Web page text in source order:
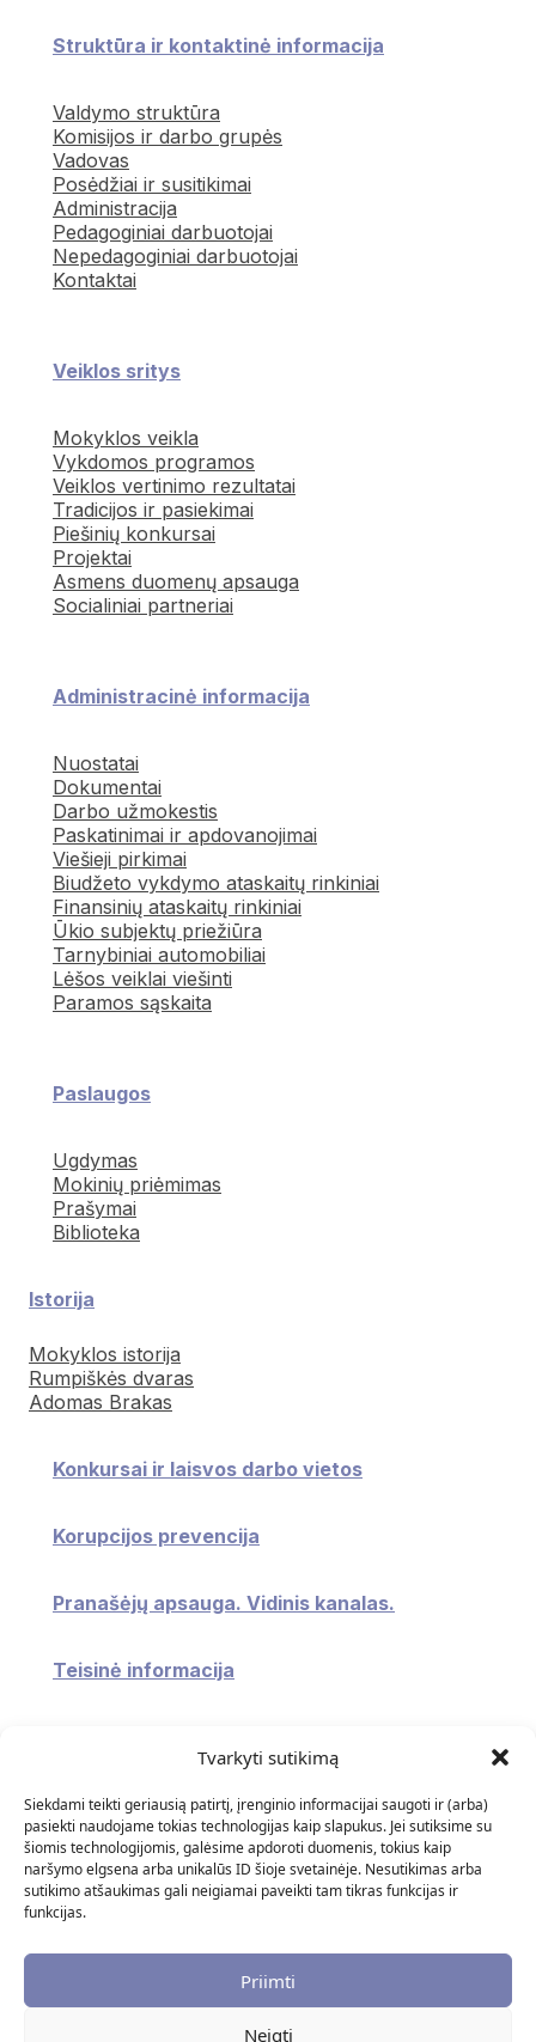
Tvarkyti sutikimą
Siekdami teikti geriausią patirtį, įrenginio informacijai saugoti ir (arba)
pasiekti naudojame tokias technologijas kaip slapukus. Jei sutiksime su
šiomis technologijomis, galėsime apdoroti duomenis, tokius kaip
naršymo elgsena arba unikalūs ID šioje svetainėje. Nesutikimas arba
sutikimo atšaukimas gali neigiamai paveikti tam tikras funkcijas ir
funkcijas.
Priimti
Neigti
Struktūra ir kontaktinė informacija
Valdymo struktūra
Komisijos ir darbo grupės
Vadovas
Posėdžiai ir susitikimai
Administracija
Pedagoginiai darbuotojai
Nepedagoginiai darbuotojai
Kontaktai
Veiklos sritys
Mokyklos veikla
Vykdomos programos
Veiklos vertinimo rezultatai
Tradicijos ir pasiekimai
Piešinių konkursai
Projektai
Asmens duomenų apsauga
Socialiniai partneriai
Administracinė informacija
Nuostatai
Dokumentai
Darbo užmokestis
Paskatinimai ir apdovanojimai
Viešieji pirkimai
Biudžeto vykdymo ataskaitų rinkiniai
Finansinių ataskaitų rinkiniai
Ūkio subjektų priežiūra
Tarnybiniai automobiliai
Lėšos veiklai viešinti
Paramos sąskaita
Paslaugos
Ugdymas
Mokinių priėmimas
Prašymai
Biblioteka
Istorija
Mokyklos istorija
Rumpiškės dvaras
Adomas Brakas
Konkursai ir laisvos darbo vietos
Korupcijos prevencija
Pranašėjų apsauga. Vidinis kanalas.
Teisinė informacija
Atviri duomenys
Naudingos nuorodos